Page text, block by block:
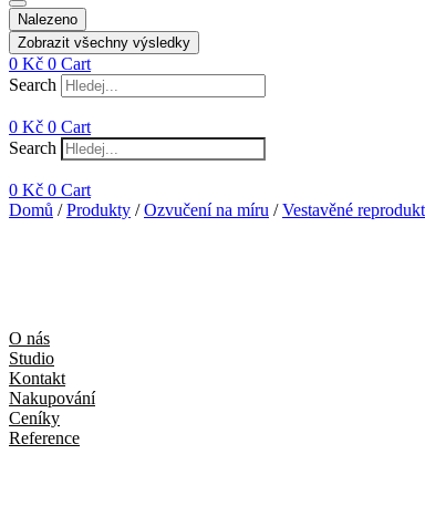
Nalezeno
Zobrazit všechny výsledky
0 Kč 0 Cart
Search
0 Kč 0 Cart
Search
0 Kč 0 Cart
Domů /Produkty /Ozvučení na míru /Vestavěné
O nás
Studio
Kontakt
Nakupování
Ceníky
Reference